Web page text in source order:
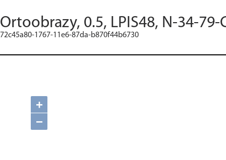
Ortoobrazy, 0.5, LPIS48, N-34-79-
72c45a80-1767-11e6-87da-b870f44b6730
+
−